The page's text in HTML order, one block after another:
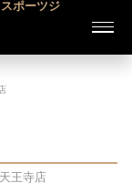
ポーツジ
天王寺店